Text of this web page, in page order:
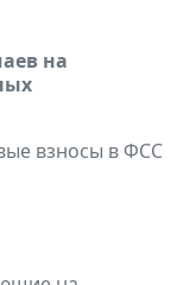
на
взносы в ФСС